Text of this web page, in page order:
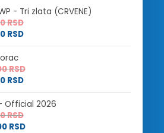
- Tri zlata (CRVENE)
RSD
RSD
RSD
RSD
Official 2026
RSD
RSD